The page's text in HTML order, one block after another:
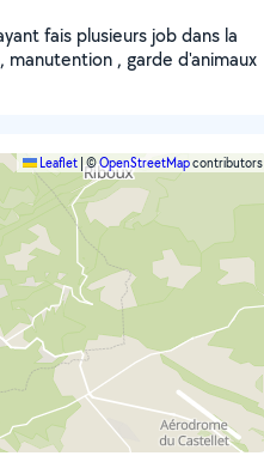
fais plusieurs job dans la
, garde d'animaux
Leaflet ©OpenStreetMapcontributors